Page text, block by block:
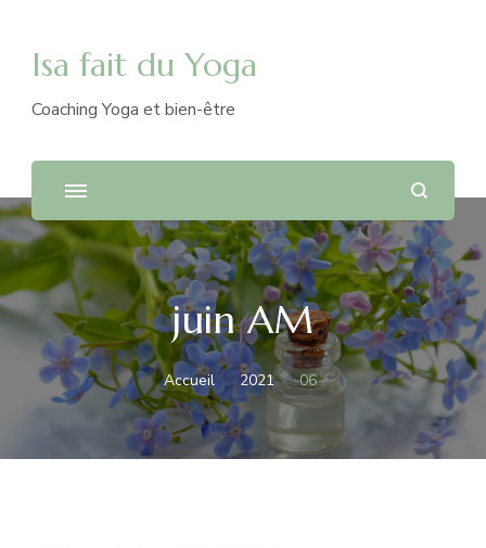
Isa fait du Yoga
Coaching Yoga et bien-être
juin AM
Accueil 2021 06